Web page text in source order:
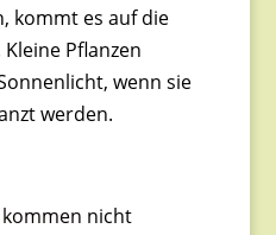
kommt es auf die
Pflanzen
wenn sie
werden.
kommen nicht